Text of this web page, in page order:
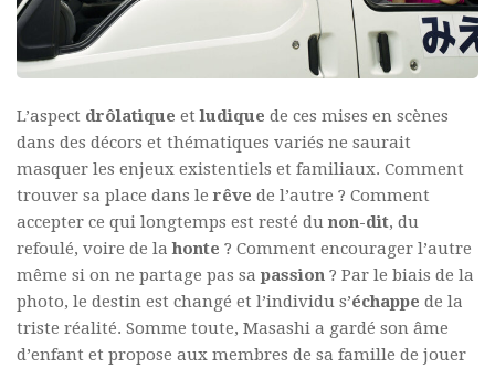
L’aspect drôlatique etludique de ces mises en scènes
dans des décors et thématiques variés ne saurait
masquer les enjeux existentiels et familiaux. Comment
trouver sa place dans lerêve de l’autre ? Comment
accepter ce qui longtemps est resté dunon-dit, du
refoulé, voire de lahonte ? Comment encourager l’autre
même si on ne partage pas sa passion ? Par le biais de la
photo, le destin est changé et l’individu s’échappe de la
triste réalité. Somme toute, Masashi a gardé son âme
d’enfant et propose aux membres de sa famille de jouer